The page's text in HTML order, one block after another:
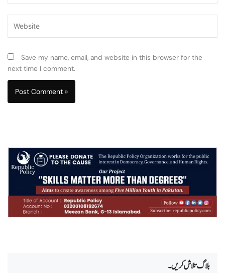
بلاگ تلاش کریں۔
Save my name, email, and website in this browser for the
next time I comment.